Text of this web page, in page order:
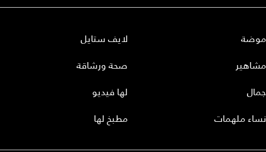
موضة
مشاهير
جمال
نساء ملهمات
لايف ستايل
صحة ورشاقة
لها فيديو
مطبخ لها